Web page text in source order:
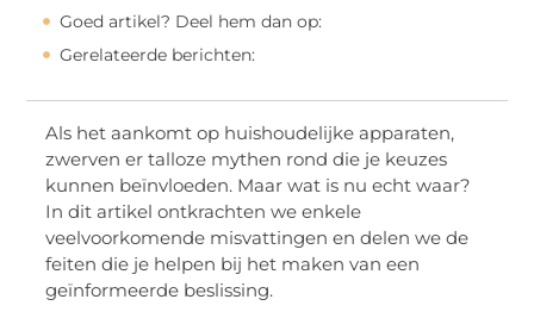
Goed artikel? Deel hem dan op:
Gerelateerde berichten:
Als het aankomt op huishoudelijke apparaten,
zwerven er talloze mythen rond die je keuzes
kunnen beïnvloeden. Maar wat is nu echt waar?
In dit artikel ontkrachten we enkele
veelvoorkomende misvattingen en delen we de
feiten die je helpen bij het maken van een
geïnformeerde beslissing.